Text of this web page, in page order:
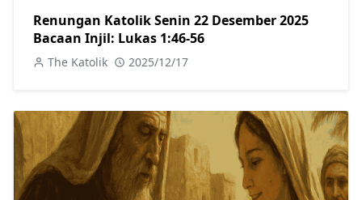
Renungan Katolik Senin 22 Desember 2025
Bacaan Injil: Lukas 1:46-56
The Katolik 2025/12/17